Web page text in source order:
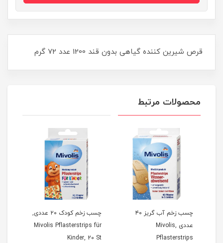
قرص شیرین کننده گیاهی بدون قند 1200 عدد 72 گرم
محصولات مرتبط
چسب زخم آب گریز ۴۰
عددی ,Mivolis
Pflasterstrips
چسب زخم کودک ۲۰ عددی,
Mivolis Pflasterstrips für
Kinder, 20 St